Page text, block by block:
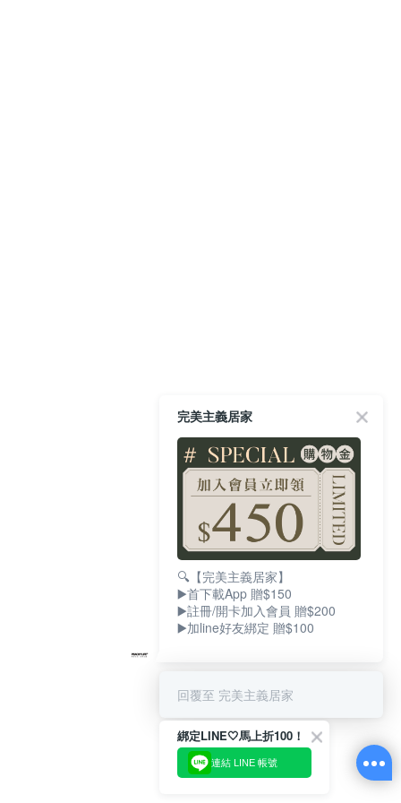
完美主義居家
🔍【完美主義居家】
▶️首下載App 贈$150
▶️註冊/開卡加入會員 贈$200
▶️加line好友綁定 贈$100
回覆至 完美主義居家
綁定LINE🤍馬上折100！
連結 LINE 帳號